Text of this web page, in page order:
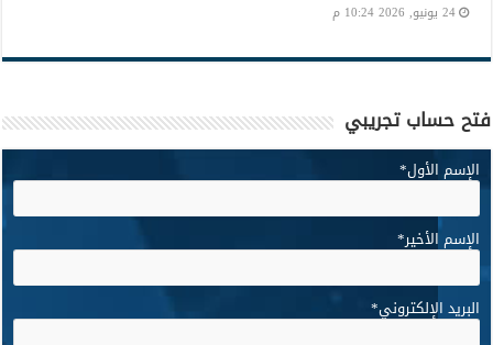
24 يونيو, 2026 10:24 م
فتح حساب تجريبي
الإسم الأول*
الإسم الأخير*
البريد الإلكتروني*